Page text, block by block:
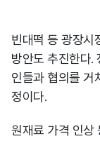
빈대떡 등 광장시
방안도 추진한다.
인들과 협의를 거
정이다.
원재료 가격 인상